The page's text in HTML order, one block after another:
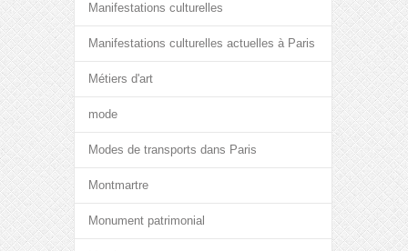
Manifestations culturelles
Manifestations culturelles actuelles à Paris
Métiers d'art
mode
Modes de transports dans Paris
Montmartre
Monument patrimonial